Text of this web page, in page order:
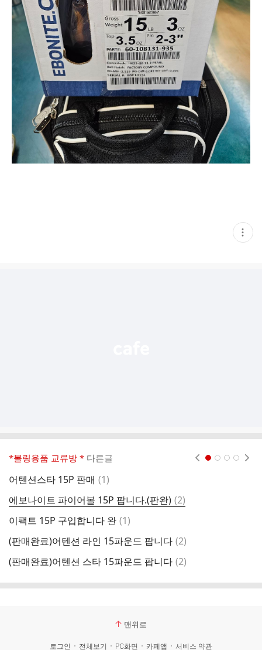
현
재
*볼링용품 교류방 * 다른글
어텐션스타 15P 판매 댓
(1)
에보나이트 파이어볼 15P 팝니다.(판완) 댓
글
(2)
이팩트 15P 구입합니다 완 댓
(1)
(판매완료)어텐션 라인 15파운드 팝니다 댓
(2)
(판매완료)어텐션 스타 15파운드 팝니다 댓
(2)
맨위로
로그인 전체보기 PC화면 카페앱 서비스 약관